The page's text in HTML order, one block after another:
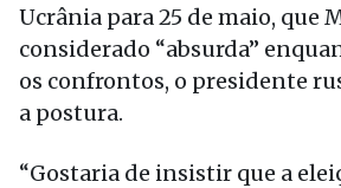
Ucrânia para 25 de maio, que
considerado “absurda”
os confrontos, o presidente
a postura.
“Gostaria de insistir que a